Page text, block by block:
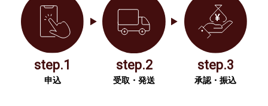
step.1
申込
step.2
受取・発送
step.3
承認・振込